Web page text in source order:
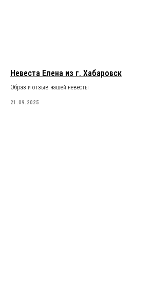
Невеста Елена из г. Хабаровск
Образ и отзыв нашей невесты
21.09.2025